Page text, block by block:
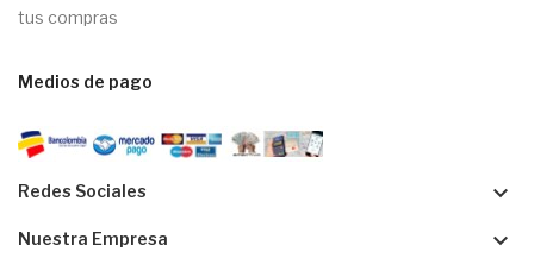
tus compras
Medios de pago
Redes Sociales keyboard_arrow_down
Nuestra Empresa keyboard_arrow_down